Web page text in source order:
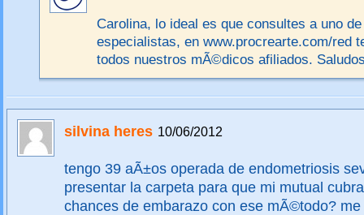
Carolina, lo ideal es que consultes a uno
especialistas, en www.procrearte.com/red
todos nuestros mÃ©dicos afiliados.
silvina heres 10/06/2012
tengo 39 aÃ±os operada de endometriosis
presentar la carpeta para que mi mutual
chances de embarazo con ese mÃ©todo?